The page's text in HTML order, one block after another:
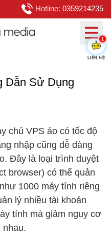
Hotline: 0359214235
Dẫn Sử Dụng
chủ VPS ảo có tốc độ
nhập cũng dễ dàng
Đây là loại trình duyệt
browser) có thể quản
1000 máy tính riêng
lý nhiều tài khoản
tính mà giảm nguy cơ
nhau.
1
LIÊN HỆ